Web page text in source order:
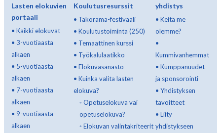
Lasten elokuvien
portaali
• Kaikki elokuvat
• 3-vuotiaasta
alkaen
• 5-vuotiaasta
alkaen
• 7-vuotiaasta
alkaen
• 9-vuotiaasta
alkaen
Koulutusresurssit
• Takorama-festivaali
• Koulutustoiminta (250)
• Temaattinen kurssi
• Työkalulaatikko
• Elokuvasanasto
• Kuinka valita lasten
elokuva?
◦ Opetuselokuva vai
opetuselokuva?
◦ Elokuvan valintakriteerit
yhdistys
•Keitä me
olemme?
•
Kummivanhemmat
•Kumppanuudet
ja sponsorointi
•Yhdistyksen
tavoitteet
•Liity
yhdistykseen